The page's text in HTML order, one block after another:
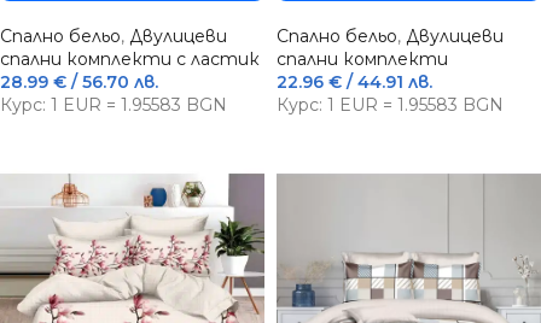
Спално бельо, Двулицеви
спални комплекти с ластик
28.99 € / 56.70 лв.
Курс: 1 EUR = 1.95583 BGN
Спално бельо, Двулицеви
спални комплекти
22.96 € / 44.91 лв.
Курс: 1 EUR = 1.95583 BGN